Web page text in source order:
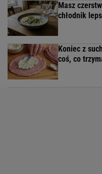
Masz
chłodnik
Koniec z
coś, co